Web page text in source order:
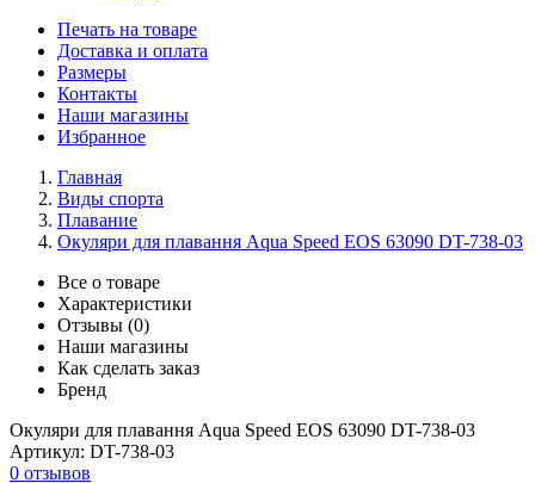
Печать на товаре
Доставка и оплата
Размеры
Контакты
Наши магазины
Избранное
Главная
Виды спорта
Плавание
Окуляри для плавання Aqua Speed EOS 63090 DT-738-03
Все о товаре
Характеристики
Отзывы (0)
Наши магазины
Как сделать заказ
Бренд
Окуляри для плавання Aqua Speed EOS 63090 DT-738-03
Артикул: DT-738-03
0 отзывов